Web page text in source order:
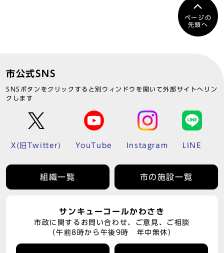
ページの
先頭へ
市公式SNS
SNSボタンをクリックすると別ウィンドウを開いて外部サイトへリン
クします
X(旧Twitter) YouTube Instagram LINE
組織一覧 市の施設一覧
サンキューコールかわさき
市政に関するお問い合わせ、ご意見、ご相談
（午前8時から午後9時 年中無休）